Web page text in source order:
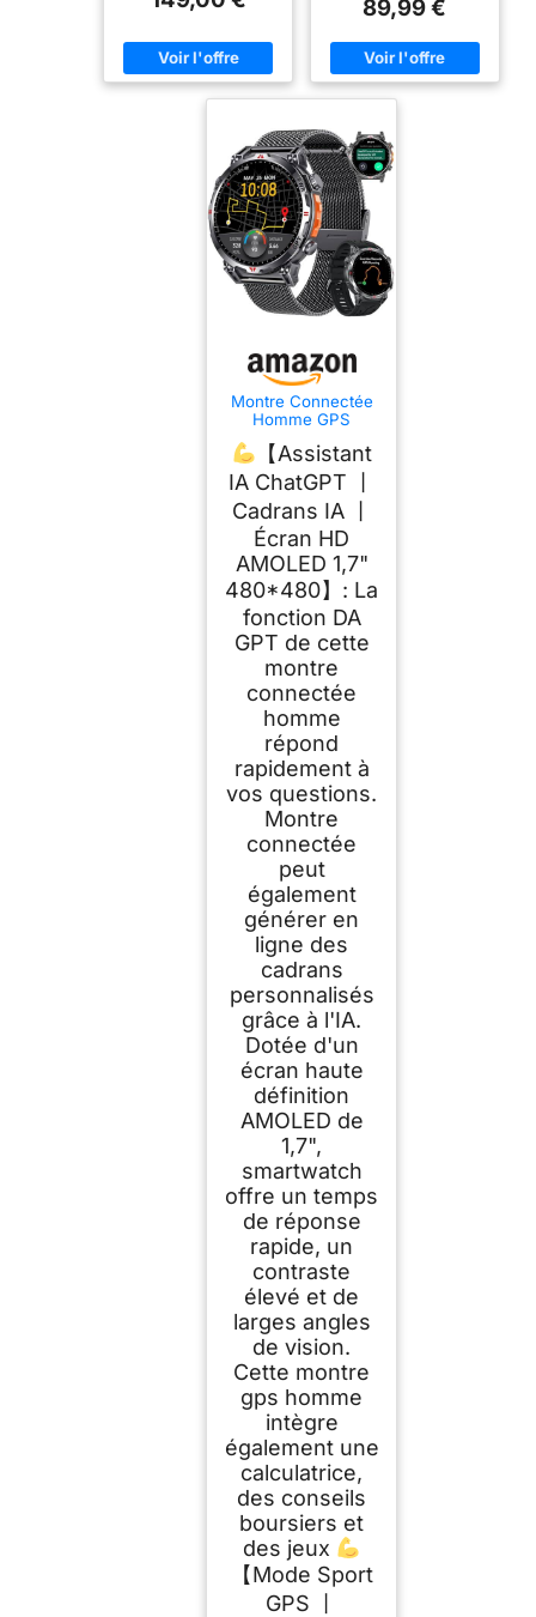
89,99 €
Montre Connectée
Homme GPS
Boussole Assistant
GPT AI Baromètre
Altimètre Appel
Bluetooth Cadran AI
650mAh Batterie
3ATM Étanche 1.70"
AMOELD 120+
Modes Sportifs
Santé pour Android
iOS
【Assistant
IA ChatGPT 丨
Cadrans IA 丨
Écran HD
AMOLED 1,7"
480*480】: La
fonction DA
GPT de cette
montre
connectée
homme
répond
rapidement à
vos questions.
Montre
connectée
peut
également
générer en
ligne des
cadrans
personnalisés
grâce à l'IA.
Dotée d'un
écran haute
définition
AMOLED de
1,7",
smartwatch
offre un temps
de réponse
rapide, un
contraste
élevé et de
larges angles
de vision.
Cette montre
gps homme
intègre
également une
calculatrice,
des conseils
boursiers et
des jeux
【Mode Sport
GPS 丨